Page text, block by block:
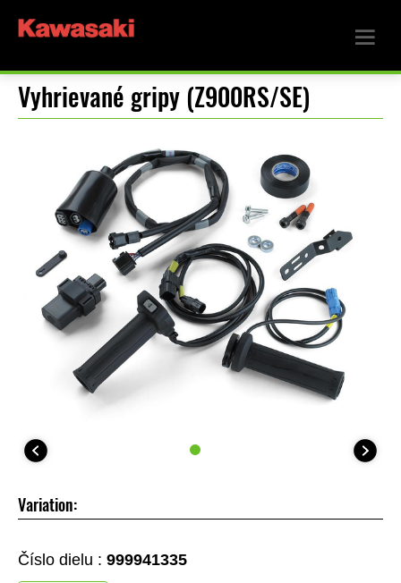
Vyhrievané gripy (Z900RS/SE)
Variation:
Číslo dielu : 999941335